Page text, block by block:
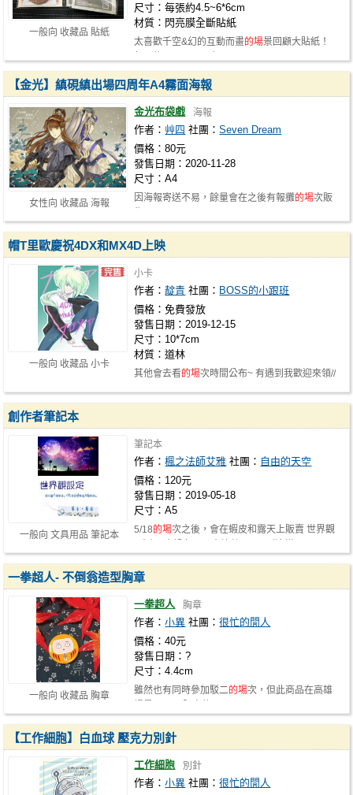
一般向 收藏品 貼紙
尺寸：每張約4.5~6*6cm
材質：閃亮膜全斷貼紙
太喜歡千空&幻的互動而畫的場景回顧大貼紙！
女性向 收藏品 海報
【金光】縝硯縝出場四周年A4霧面海報
金光布袋戲 海報
作者： 艸四 社團：Seven Dream
價格：80元
發售日期：2020-11-28
尺寸：A4
因海報寄送不易，餘量會在之後有報攤的場次販
一般向 收藏品 小卡
帽T里歐慶祝4DX和MX4D上映
小卡
作者：靛青 社團： BOSS的小跟班
價格：免費發放
發售日期：2019-12-15
尺寸：10*7cm
材質：道林
其他會去看的場次時間公布~ 有遇到我歡迎來領//
一般向 文具用品 筆記本
創作者筆記本
筆記本
作者：楓之法師艾雅 社團： 自由的天空
價格：120元
發售日期：2019-05-18
尺寸：A5
5/18的場次之後，會在蝦皮和露天上販賣 世界觀
一般向 收藏品 胸章
一拳超人- 不倒翁造型胸章
一拳超人 胸章
作者：小異 社團：很忙的閒人
價格：40元
發售日期：?
尺寸：4.4cm
雖然也有同時參加駁二的場次，但此商品在高雄
【工作細胞】白血球 壓克力別針
工作細胞 別針
作者：小異 社團：很忙的閒人